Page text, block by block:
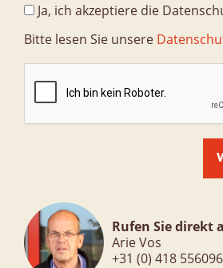
Kontaktperson
Ja, ich akzeptiere die
Bitte lesen Sie unsere
Rufen Sie direkt
Arie Vos
+31 (0) 418 556096